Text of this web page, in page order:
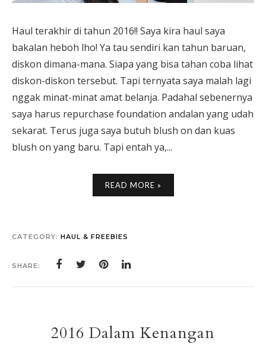
Haul terakhir di tahun 2016!! Saya kira haul saya
bakalan heboh lho! Ya tau sendiri kan tahun baruan,
diskon dimana-mana. Siapa yang bisa tahan coba lihat
diskon-diskon tersebut. Tapi ternyata saya malah lagi
nggak minat-minat amat belanja. Padahal sebenernya
saya harus repurchase foundation andalan yang udah
sekarat. Terus juga saya butuh blush on dan kuas
blush on yang baru. Tapi entah ya,...
READ MORE »
CATEGORY: HAUL & FREEBIES
SHARE:
2016 Dalam Kenangan